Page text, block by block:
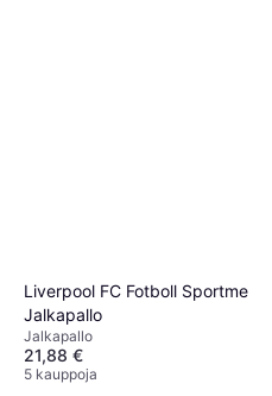
Liverpool FC Fotboll Sportme
Jalkapallo
Jalkapallo
21,88 €
5 kauppoja